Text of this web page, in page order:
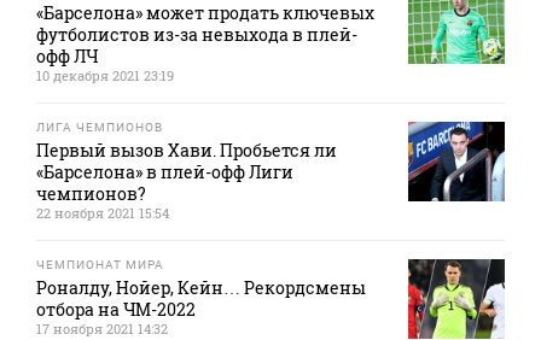
«Барселона» может продать ключевых
футболистов из-за невыхода в плей-
офф ЛЧ
10 декабря 2021 23:19
ЛИГА ЧЕМПИОНОВ
Первый вызов Хави. Пробьется ли
«Барселона» в плей-офф Лиги
чемпионов?
22 ноября 2021 15:54
ЧЕМПИОНАТ МИРА
Роналду, Нойер, Кейн… Рекордсмены
отбора на ЧМ-2022
17 ноября 2021 14:32